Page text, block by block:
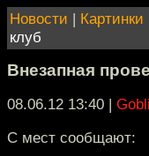
Новости | Картинки
клуб
Внезапная
08.06.12 13:40 |
С мест сообщают: